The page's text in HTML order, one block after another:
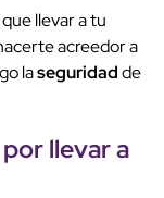
llevar a tu
acreedor a
laseguridadde
llevar a